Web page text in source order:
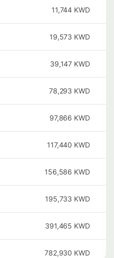
11,744 KWD
19,573 KWD
39,147 KWD
78,293 KWD
97,866 KWD
117,440 KWD
156,586 KWD
195,733 KWD
391,465 KWD
782,930 KWD